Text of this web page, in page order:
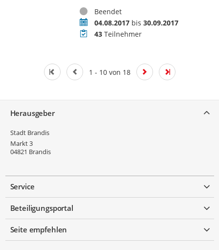
StatusBeendet
Zeitraum04.08.2017bis 30.09.2017
Teilnehmer
43Teilnehmer
1 - 10 von 18
Herausgeber
Stadt Brandis
Markt 3
04821 Brandis
Service
Beteiligungsportal
Seite empfehlen